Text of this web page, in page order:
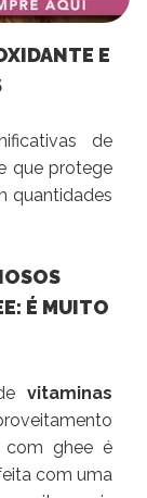
E
de
que protege
quantidades
É MUITO
vitaminas
com ghee é
com uma